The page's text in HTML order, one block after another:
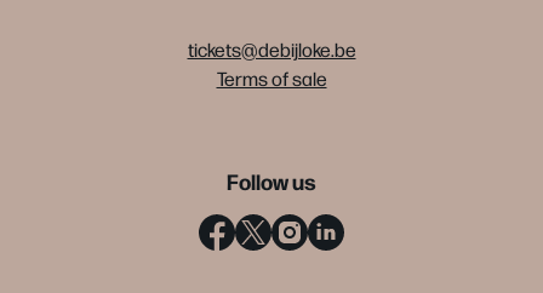
tickets@debijloke.be
Terms of sale
Follow us